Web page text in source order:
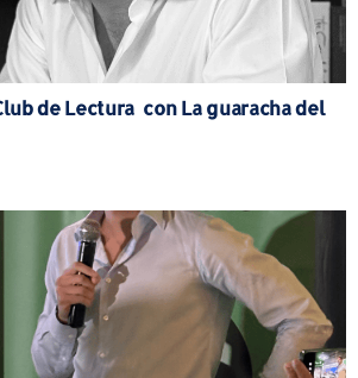
de Lectura con La guaracha del